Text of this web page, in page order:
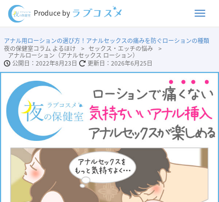
Produce by
アナル用ローションの選び方！アナルセックスの痛みを防ぐローションの種類
夜の保健室コラム よるほけ
セックス・エッチの悩み
アナルローション（アナルセックス ローション）
2022年8月23日
2026年6月25日